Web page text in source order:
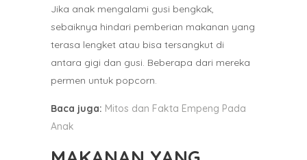
Jika anak mengalami gusi bengkak,
sebaiknya hindari pemberian makanan yang
terasa lengket atau bisa tersangkut di
antara gigi dan gusi. Beberapa dari mereka
permen untuk popcorn.
Baca juga: Mitos dan Fakta Empeng Pada
Anak